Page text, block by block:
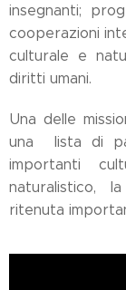
insegnanti;
cooperazioni
culturale e
diritti umani.
Una delle
una lista di
importanti
naturalistico,
ritenuta